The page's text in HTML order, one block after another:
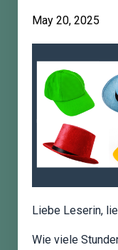
May 20, 2025
Liebe Leserin,
Wie viele